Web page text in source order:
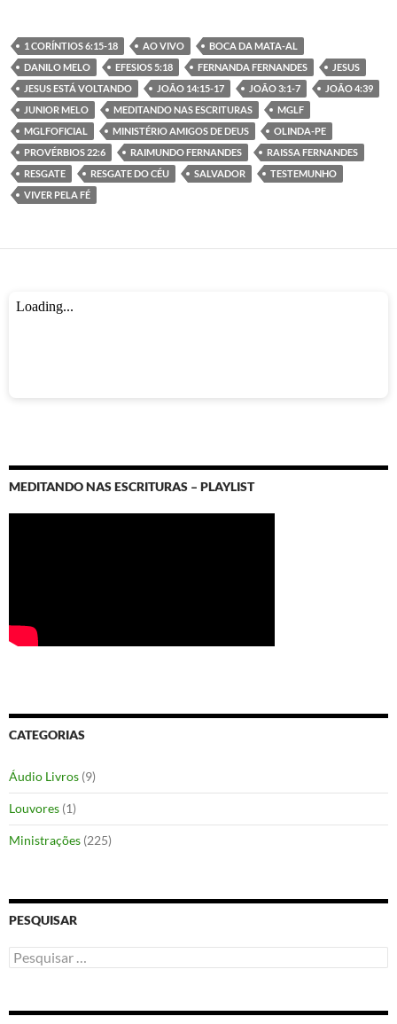
e
b
o
o
k
itt
er
at
s
A
p
p
se
n
g
er
e
gr
a
m
ar
e
1 CORÍNTIOS 6:15-18 AO VIVO
BOCA DA MATA-AL
DANILO MELO
EFESIOS 5:18 FERNANDA FERNANDES
JESUS
JESUS ESTÁ VOLTANDO
JOÃO 14:15-17 JOÃO 3:1-7
JOÃO 4:39
JUNIOR MELO
MEDITANDO NAS ESCRITURAS
MGLF
MGLFOFICIAL
MINISTÉRIO AMIGOS DE DEUS
OLINDA-PE
PROVÉRBIOS 22:6
RAIMUNDO FERNANDES
RAISSA FERNANDES
RESGATE
RESGATE DO CÉU SALVADOR
TESTEMUNHO
VIVER PELA FÉ
MEDITANDO NAS ESCRITURAS – PLAYLIST
CATEGORIAS
Áudio Livros (9)
Louvores (1)
Ministrações (225)
PESQUISAR
Pesquisar
por: